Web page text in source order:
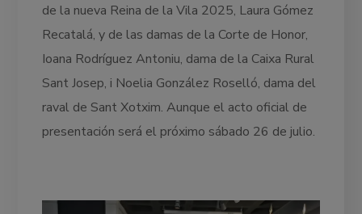
de la nueva Reina de la Vila 2025, Laura Gómez
Recatalá, y de las damas de la Corte de Honor,
Ioana Rodríguez Antoniu, dama de la Caixa Rural
Sant Josep, i Noelia González Roselló, dama del
raval de Sant Xotxim. Aunque el acto oficial de
presentación será el próximo sábado 26 de julio.